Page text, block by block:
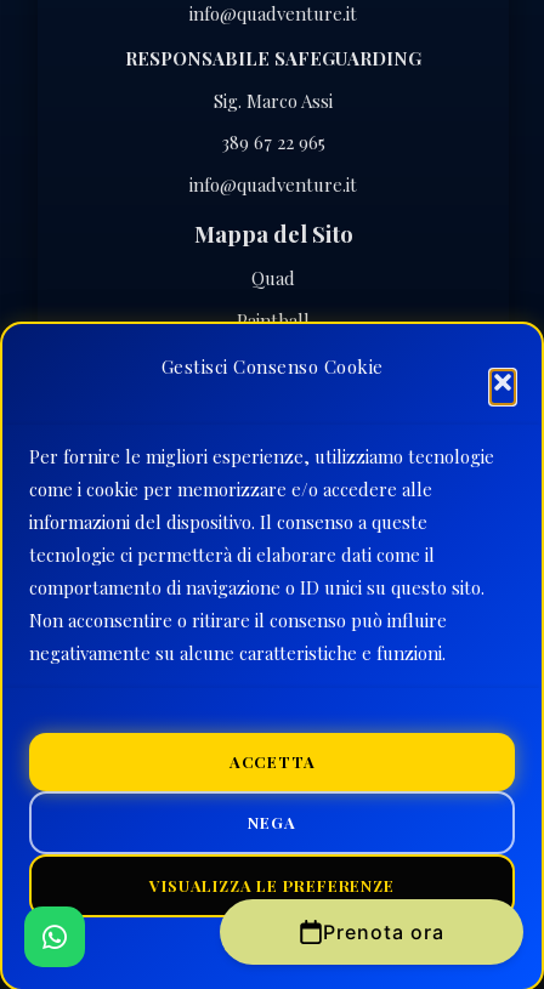
Gestisci Consenso Cookie
Per fornire le migliori esperienze, utilizziamo tecnologie
come i cookie per memorizzare e/o accedere alle
informazioni del dispositivo. Il consenso a queste
tecnologie ci permetterà di elaborare dati come il
comportamento di navigazione o ID unici su questo sito.
Non acconsentire o ritirare il consenso può influire
negativamente su alcune caratteristiche e funzioni.
ACCETTA
NEGA
VISUALIZZA LE PREFERENZE
Cookie Policy
info@quadventure.it
RESPONSABILE SAFEGUARDING
Sig. Marco Assi
389 67 22 965
info@quadventure.it
Mappa del Sito
Quad
Paintball
Softair
Dove Siamo
Contatti
Orari
Aperti tutto l'anno
7 gg su 7
09.00 | 19.30
Termini & Condizioni
Prenota ora